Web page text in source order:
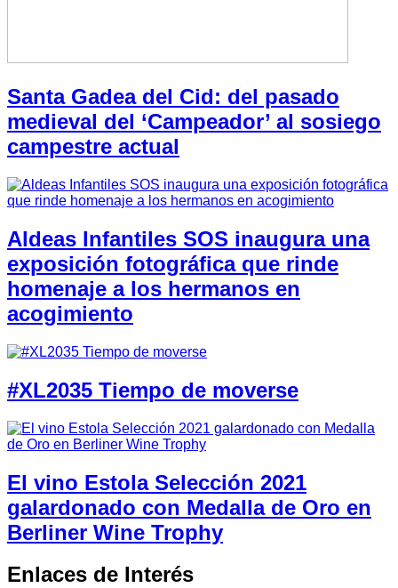
Santa Gadea del Cid: del pasado
medieval del ‘Campeador’ al sosiego
campestre actual
Aldeas Infantiles SOS inaugura una
exposición fotográfica que rinde
homenaje a los hermanos en
acogimiento
#XL2035 Tiempo de moverse
El vino Estola Selección 2021
galardonado con Medalla de Oro en
Berliner Wine Trophy
Enlaces de Interés